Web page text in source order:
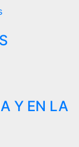
Y EN LA